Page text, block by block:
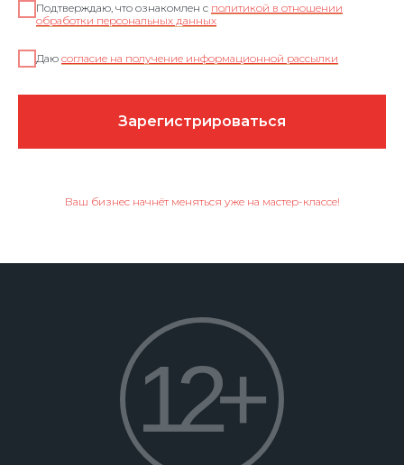
Подтверждаю, что ознакомлен с политикой в отношении
обработки персональных данных
Даю согласие на получение информационной рассылки
Зарегистрироваться
Ваш бизнес начнёт меняться уже на мастер-классе!